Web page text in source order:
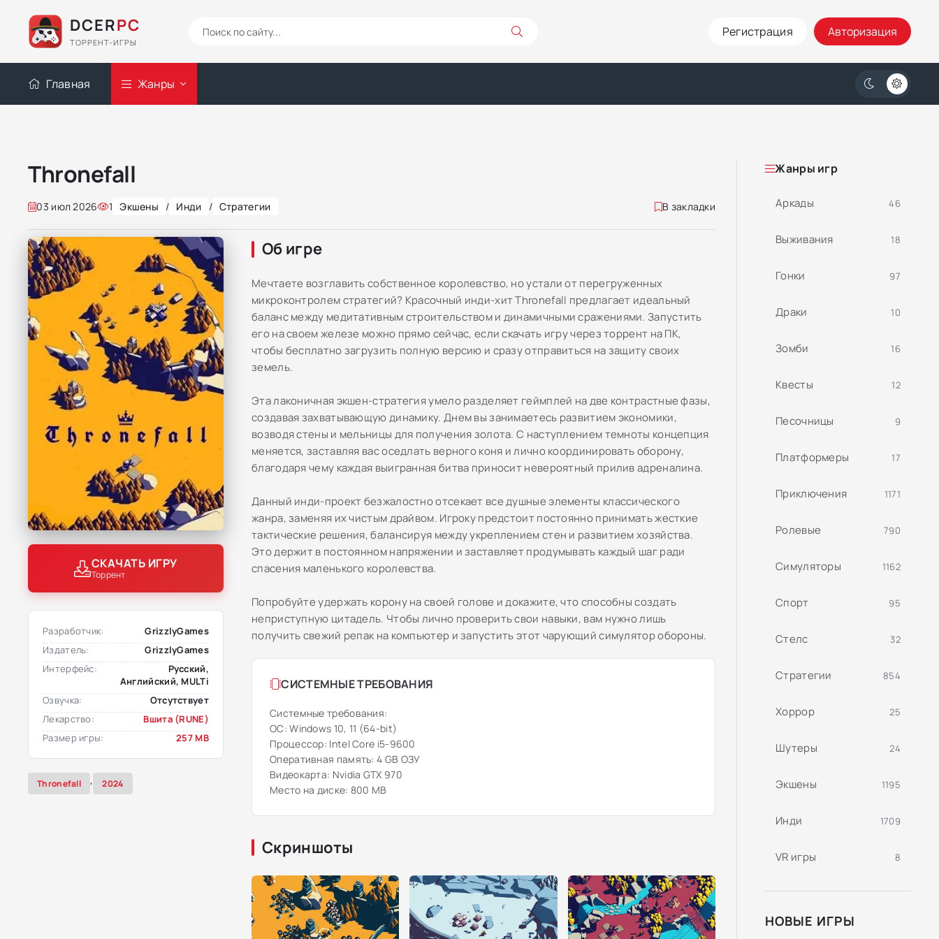
DCERPC
ТОРРЕНТ-ИГРЫ
Регистрация Авторизация
Главная Жанры
Thronefall
03 июл 2026 1 Экшены / Инди / Стратегии В закладки
СКАЧАТЬ ИГРУ
Торрент
Разработчик:
GrizzlyGames
Издатель:
GrizzlyGames
Интерфейс:
Русский,
Английский, MULTi
Озвучка:
Отсутствует
Лекарство:
Вшита (RUNE)
Размер игры:
257 MB
Thronefall , 2024
Об игре
Мечтаете возглавить собственное королевство, но устали от перегруженных
микроконтролем стратегий? Красочный инди-хит Thronefall предлагает идеальный
баланс между медитативным строительством и динамичными сражениями. Запустить
его на своем железе можно прямо сейчас, если скачать игру через торрент на ПК,
чтобы бесплатно загрузить полную версию и сразу отправиться на защиту своих
земель.
Эта лаконичная экшен-стратегия умело разделяет геймплей на две контрастные фазы,
создавая захватывающую динамику. Днем вы занимаетесь развитием экономики,
возводя стены и мельницы для получения золота. С наступлением темноты концепция
меняется, заставляя вас оседлать верного коня и лично координировать оборону,
благодаря чему каждая выигранная битва приносит невероятный прилив адреналина.
Данный инди-проект безжалостно отсекает все душные элементы классического
жанра, заменяя их чистым драйвом. Игроку предстоит постоянно принимать жесткие
тактические решения, балансируя между укреплением стен и развитием хозяйства.
Это держит в постоянном напряжении и заставляет продумывать каждый шаг ради
спасения маленького королевства.
Попробуйте удержать корону на своей голове и докажите, что способны создать
неприступную цитадель. Чтобы лично проверить свои навыки, вам нужно лишь
получить свежий репак на компьютер и запустить этот чарующий симулятор обороны.
СИСТЕМНЫЕ ТРЕБОВАНИЯ
Системные требования:
ОС: Windows 10, 11 (64-bit)
Процессор: Intel Core i5-9600
Оперативная память: 4 GB ОЗУ
Видеокарта: Nvidia GTX 970
Место на диске: 800 MB
Скриншоты
Жанры игр
Аркады 46
Выживания 18
Гонки 97
Драки 10
Зомби 16
Квесты 12
Песочницы 9
Платформеры 17
Приключения 1171
Ролевые 790
Симуляторы 1162
Спорт 95
Стелс 32
Стратегии 854
Хоррор 25
Шутеры 24
Экшены 1195
Инди 1709
VR игры 8
НОВЫЕ ИГРЫ